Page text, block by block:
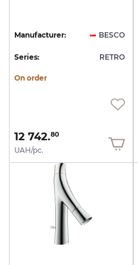
Manufacturer: BESCO
Series: RETRO
On order
12 742.80
UAH/pc.